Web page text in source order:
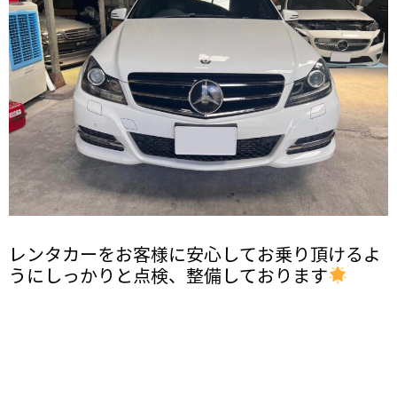
レンタカーをお客様に安心してお乗り頂けるよ
うにしっかりと点検、整備しております